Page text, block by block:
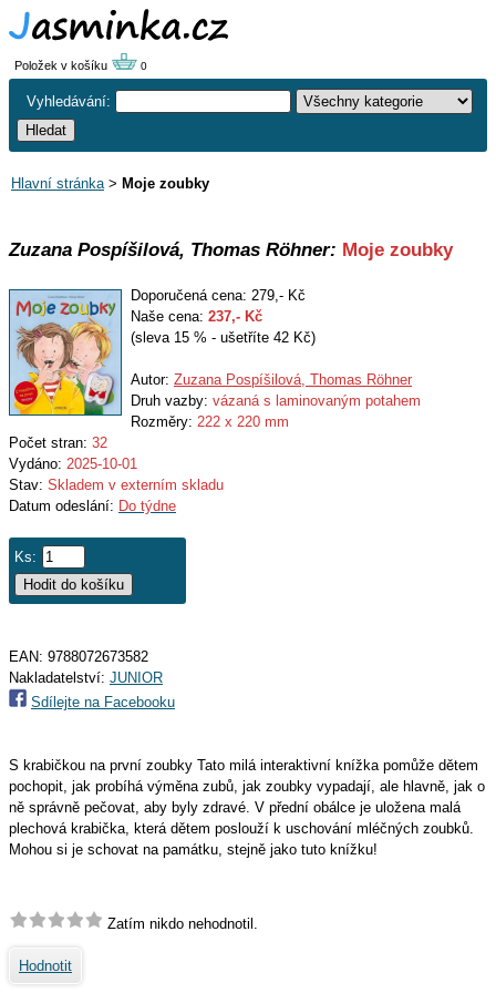
Položek v košíku 0
Vyhledávání:
Hlavní stránka> Moje zoubky
Zuzana Pospíšilová, Thomas Röhner: Moje zoubky
Doporučená cena: 279,- Kč
Naše cena: 237,- Kč
(sleva 15 % - ušetříte 42 Kč)
Autor: Zuzana Pospíšilová, Thomas Röhner
Druh vazby: vázaná s laminovaným potahem
Rozměry: 222 x 220 mm
Počet stran: 32
Vydáno: 2025-10-01
Stav: Skladem v externím skladu
Datum odeslání: Do týdne
Ks:
EAN: 9788072673582
Nakladatelství: JUNIOR
Sdílejte na Facebooku
S krabičkou na první zoubky Tato milá interaktivní knížka pomůže dětem
pochopit, jak probíhá výměna zubů, jak zoubky vypadají, ale hlavně, jak o
ně správně pečovat, aby byly zdravé. V přední obálce je uložena malá
plechová krabička, která dětem poslouží k uschování mléčných zoubků.
Mohou si je schovat na památku, stejně jako tuto knížku!
Zatím nikdo nehodnotil.
Hodnotit